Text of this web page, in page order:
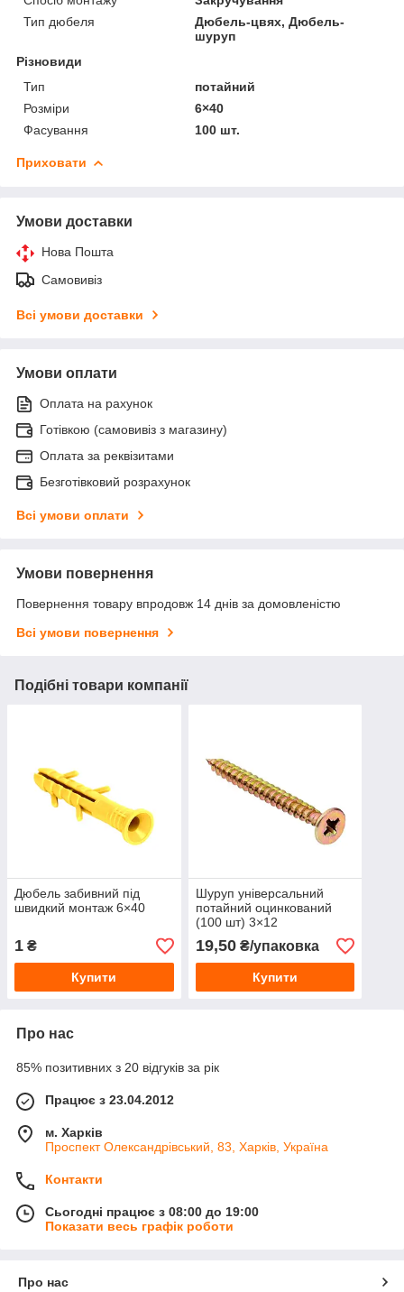
Тип дюбеля
Дюбель-цвях, Дюбель-
шуруп
Різновиди
Тип
потайний
Розміри
6×40
Фасування
100 шт.
Приховати
Умови доставки
Нова Пошта
Самовивіз
Всі умови доставки
Умови оплати
Оплата на рахунок
Готівкою (самовивіз з магазину)
Оплата за реквізитами
Безготівковий розрахунок
Всі умови оплати
Умови повернення
Повернення товару впродовж 14 днів за домовленістю
Всі умови повернення
Подібні товари компанії
Дюбель забивний під
швидкий монтаж 6×40
1 ₴
Купити
Шуруп універсальний
потайний оцинкований
(100 шт) 3×12
19,50₴/упаковка
Купити
Про нас
85% позитивних з 20 відгуків за рік
Працює з 23.04.2012
м. Харків
Проспект Олександрівський, 83, Харків, Україна
Контакти
Сьогодні працює з 08:00 до 19:00
Показати весь графік роботи
Про нас